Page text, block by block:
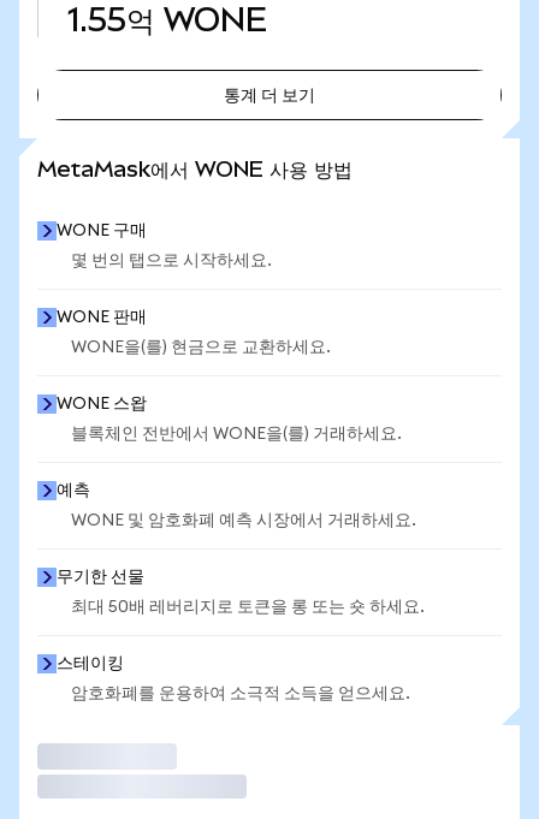
1.55억 WONE
통계 더 보기
MetaMask에서 WONE 사용 방법
WONE 구매
몇 번의 탭으로 시작하세요.
WONE 판매
WONE을(를) 현금으로 교환하세요.
WONE 스왑
블록체인 전반에서 WONE을(를) 거래하세요.
예측
WONE 및 암호화폐 예측 시장에서 거래하세요.
무기한 선물
최대 50배 레버리지로 토큰을 롱 또는 숏 하세요.
스테이킹
암호화폐를 운용하여 소극적 소득을 얻으세요.